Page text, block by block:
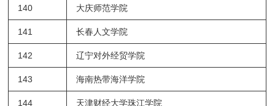
140 大庆师范学院
141 长春人文学院
142 辽宁对外经贸学院
143 海南热带海洋学院
144 天津财经大学珠江学院